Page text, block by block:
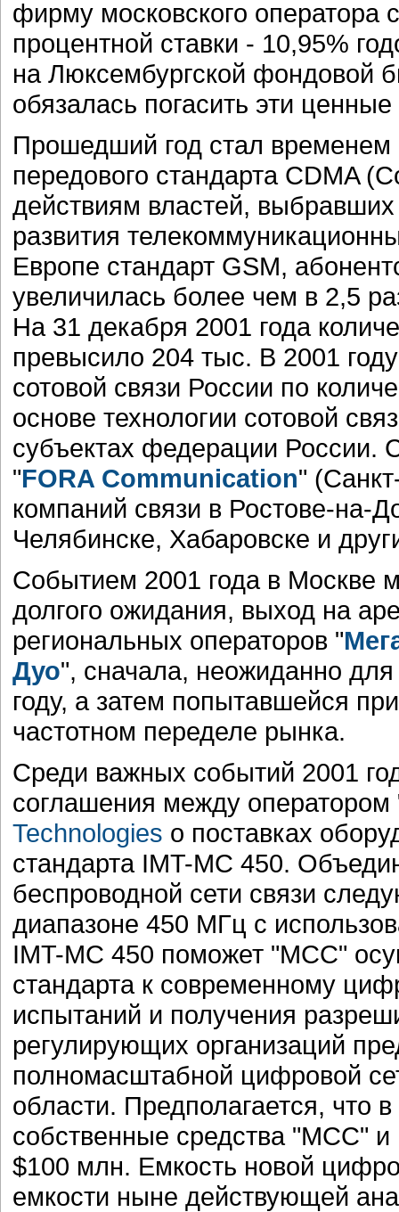
фирму московского оператора
процентной ставки - 10,95%
на Люксембургской фондовой
обязалась погасить эти
Прошедший год стал временем
передового стандарта CDMA
действиям властей, выбравших
развития
Европе стандарт GSM,
увеличилась более чем в 2,5
На 31 декабря 2001 года
превысило 204 тыс. В 2001
сотовой связи России по
основе технологии сотовой
субъектах федерации России.
"FORA Communication"
компаний связи в Ростове-на-
Челябинске, Хабаровске и
Событием 2001 года в Москве
долгого ожидания, выход на
региональных операторов "
Дуо", сначала, неожиданно
году, а затем попытавшейся
частотном переделе рынка.
Среди важных событий 2001
соглашения между оператором
Technologies о поставках
стандарта IMT-MC 450.
беспроводной сети связи
диапазоне 450 МГц с
IMT-MC 450 поможет "МСС"
стандарта к современному
испытаний и получения
регулирующих организаций
полномасштабной цифровой
области. Предполагается, что
собственные средства "МСС"
$100 млн. Емкость новой
емкости ныне действующей